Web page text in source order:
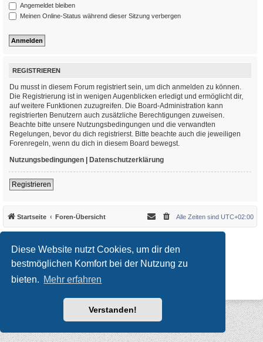
Diese Website nutzt Cookies, um dir den
bestmöglichen Komfort bei der Nutzung zu
bieten. Mehr erfahren
Verstanden!
Angemeldet bleiben
Meinen Online-Status während dieser Sitzung verbergen
REGISTRIEREN
Du musst in diesem Forum registriert sein, um dich anmelden zu können.
Die Registrierung ist in wenigen Augenblicken erledigt und ermöglicht dir,
auf weitere Funktionen zuzugreifen. Die Board-Administration kann
registrierten Benutzern auch zusätzliche Berechtigungen zuweisen.
Beachte bitte unsere Nutzungsbedingungen und die verwandten
Regelungen, bevor du dich registrierst. Bitte beachte auch die jeweiligen
Forenregeln, wenn du dich in diesem Board bewegst.
Nutzungsbedingungen | Datenschutzerklärung
Registrieren
Startseite Foren-Übersicht Alle Zeiten sind UTC+02:00
Updated to 3.3.x by
MannixMD
*Style version: 3.4.10
Powered byphpBB ® Forum Software © phpBB Limited
Datenschutz